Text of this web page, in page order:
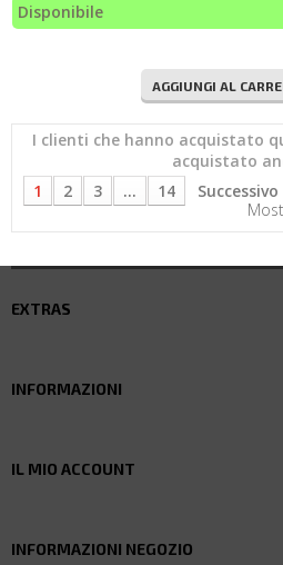
Disponibile
AGGIUNGI AL
I clienti che hanno acquistato
acquistato
1
2 3 ... 14
Successivo
EXTRAS
INFORMAZIONI
IL MIO ACCOUNT
INFORMAZIONI NEGOZIO